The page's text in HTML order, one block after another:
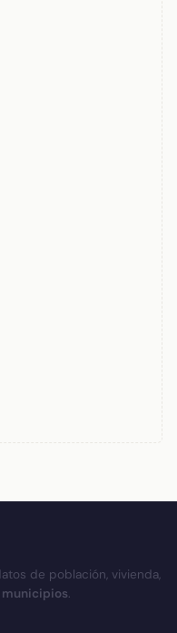
de población, vivienda,
municipios.